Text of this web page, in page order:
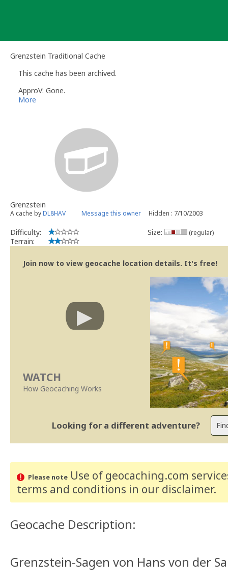
Grenzstein Traditional Cache
This cache has been archived.
ApproV: Gone.
More
Grenzstein
A cache byDL8HAV Message this owner Hidden : 7/10/2003
Difficulty:
Terrain:
Size: (regular)
Join now to view geocache location details. It's free!
WATCH
How Geocaching Works
Looking for a different adventure?
Please noteUse of geocaching.com
terms and conditions in our disclaimer.
Geocache Description:
Grenzstein-Sagen von Hans von der